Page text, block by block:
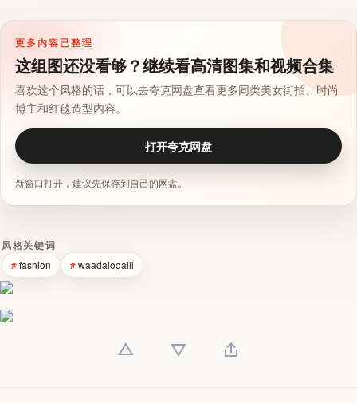
更多内容已整理
这组图还没看够？继续看高清图集和视频合集
喜欢这个风格的话，可以去夸克网盘查看更多同类美女街拍、时尚
博主和红毯造型内容。
打开夸克网盘
新窗口打开，建议先保存到自己的网盘。
风格关键词
fashion waadaloqaili